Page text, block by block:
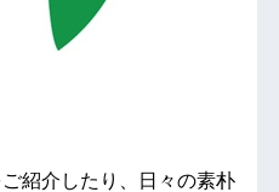
紹介したり、日々の素朴